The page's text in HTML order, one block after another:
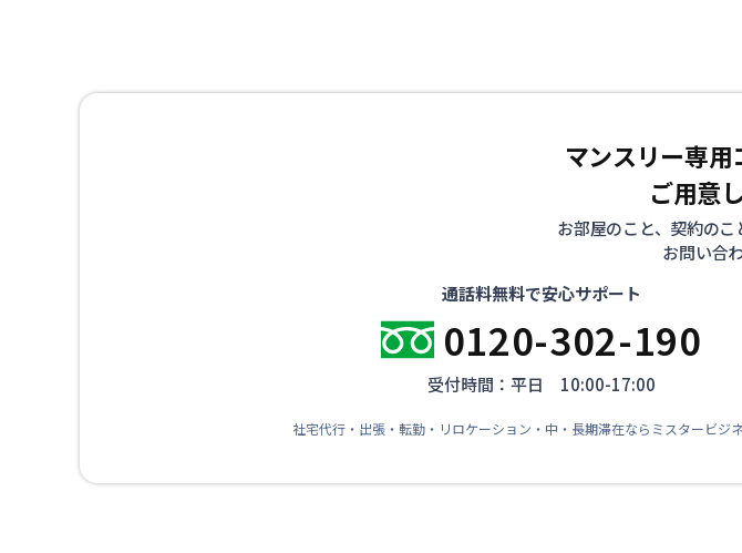
マンスリー専
ご用意
お部屋のこと、契約の
お問い合
通話料無料で安心サポート
0120-302-190
受付時間：平日 10:00-17:00
社宅代行・出張・転勤・リロケーション・中・長期滞在ならミスタービ